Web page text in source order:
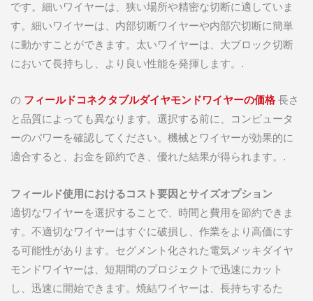
です。細いワイヤーは、狭い場所や精密な切断に適していま
す。細いワイヤーは、内部切断ワイヤーや内部穴切断に簡単
に動かすことができます。太いワイヤーは、大ブロック切断
において長持ちし、より良い性能を発揮します。.
の フィールドコネクタブルダイヤモンドワイヤーの価格 長さ
と品質によっても異なります。選択する前に、コンピュータ
ーのパワーを確認してください。機械とワイヤーが効果的に
適合すると、お金を節約でき、優れた結果が得られます。.
フィールド使用におけるコスト要因とサイズオプション
適切なワイヤーを選択することで、時間と費用を節約できま
す。不適切なワイヤーはすぐに破損し、作業をより高価にす
る可能性があります。セグメント化された電気メッキダイヤ
モンドワイヤーは、短期間のプロジェクトで迅速にカット
し、迅速に開始できます。焼結ワイヤーは、長持ちするた